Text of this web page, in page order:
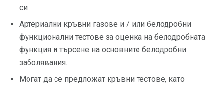
си.
Артериални кръвни газове и / или белодробни
функционални тестове за оценка на белодробната
функция и търсене на основните белодробни
заболявания.
Могат да се предложат кръвни тестове, като